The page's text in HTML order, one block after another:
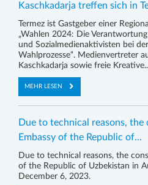
Kaschkadarja treffen sich in
Termez ist Gastgeber einer
„Wahlen 2024: Die
und Sozialmedienaktivisten bei
Wahlprozesse“. Medienvertreter
Kaschkadarja sowie freie
MEHR LESEN
Due to technical reasons,
Embassy of the Republic of...
Due to technical reasons, the
of the Republic of Uzbekistan in
December 6, 2023.